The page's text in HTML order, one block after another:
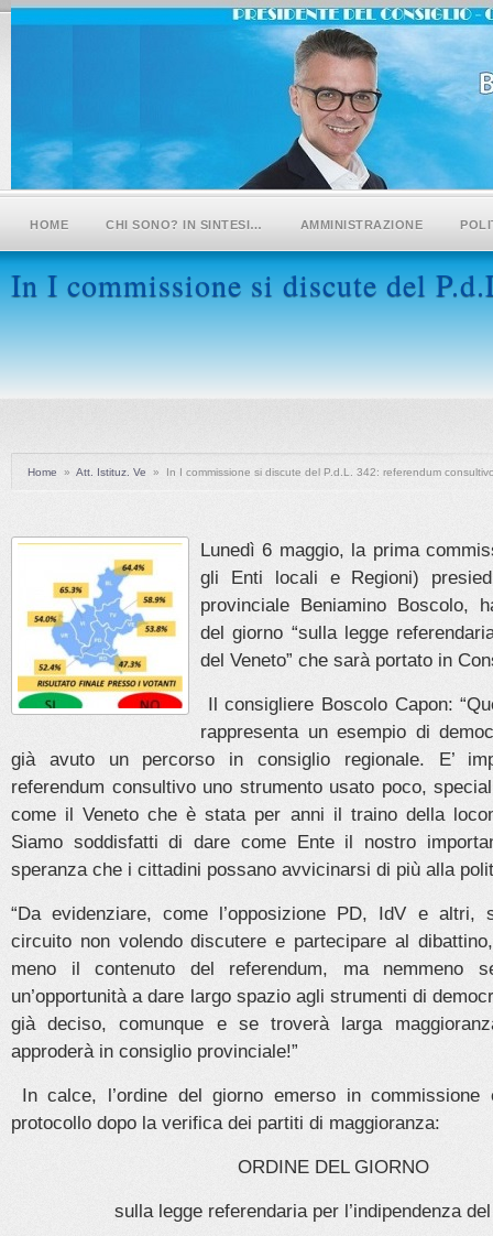
HOME CHI SONO? IN SINTESI… AMMINISTRAZIONE
In I commissione si discute del
Home » Att. Istituz. Ve » In I commissione si discute del P.d.L. 342: referendum
Lunedì 6 maggio, la prima
gli Enti locali e Regioni)
provinciale Beniamino Boscolo,
del giorno “sulla legge
del Veneto” che sarà portato in
Il consigliere Boscolo Capon:
rappresenta un esempio di
già avuto un percorso in consiglio regionale. E’
referendum consultivo uno strumento usato poco,
come il Veneto che è stata per anni il traino della
Siamo soddisfatti di dare come Ente il nostro
speranza che i cittadini possano avvicinarsi di più alla
“Da evidenziare, come l’opposizione PD, IdV e altri,
circuito non volendo discutere e partecipare al
meno il contenuto del referendum, ma nemmeno
un’opportunità a dare largo spazio agli strumenti di
già deciso, comunque e se troverà larga
approderà in consiglio provinciale!”
In calce, l’ordine del giorno emerso in
protocollo dopo la verifica dei partiti di maggioranza:
ORDINE DEL GIORNO
sulla legge referendaria per l’indipendenza